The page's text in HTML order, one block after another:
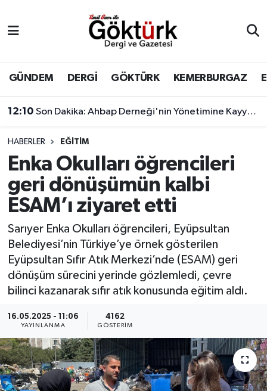
GÜNDEM DERGİ GÖKTÜRK KEMERBURGAZ
12:10 Son Dakika: Ahbap Derneği'nin Yönetimine Kayyum Atandı
HABERLER EĞİTİM
Enka Okulları öğrencileri
geri dönüşümün kalbi
ESAM’ı ziyaret etti
Sarıyer Enka Okulları öğrencileri, Eyüpsultan
Belediyesi’nin Türkiye’ye örnek gösterilen
Eyüpsultan Sıfır Atık Merkezi’nde (ESAM) geri
dönüşüm sürecini yerinde gözlemledi, çevre
bilinci kazanarak sıfır atık konusunda eğitim aldı.
16.05.2025 - 11:06
YAYINLANMA
4162
GÖSTERIM
BİLİM
DERGİ
DÜNYA
EĞİTİM
EKONOMİ
GÖKTÜRK
GÜNDEM
KEMERBURGAZ
KÜLTÜR - SANAT
MAGAZİN
ÖZEL HABER
Eyüpsultan Hava Durumu
Eyüpsultan Trafik Yoğunluk Haritası
Süper Lig Puan Durumu ve Fikstür
Tüm Manşetler
Son Dakika Haberleri
Haber Arşivi